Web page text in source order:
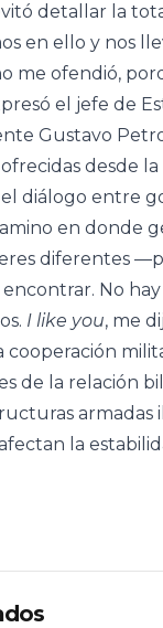
detallar la
en ello y nos
me ofendió,
el jefe de
Gustavo
desde
diálogo entre
en donde
diferentes
No hay
I like you, me
de la relación
la